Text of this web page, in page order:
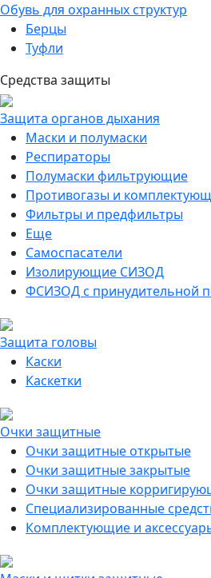
Обувь для охранных структур
Берцы
Туфли
Средства защиты
Защита органов дыхания
Маски и полумаски
Респираторы
Полумаски фильтрующие
Противогазы и
Фильтры и предфильтры
Еще
Самоспасатели
Изолирующие СИЗОД
ФСИЗОД с принудительной
Защита головы
Каски
Каскетки
Очки защитные
Очки защитные открытые
Очки защитные закрытые
Очки защитные
Специализированные
Комплектующие и